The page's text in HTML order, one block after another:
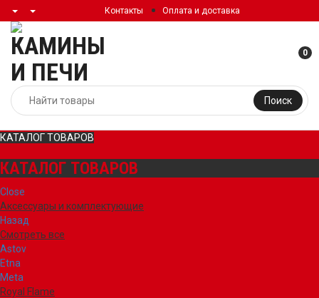
Контакты Оплата и доставка
Поиск
0
КАТАЛОГ ТОВАРОВ
КАТАЛОГ ТОВАРОВ
Close
Аксессуары и комплектующие
Назад
Смотреть все
Astov
Etna
Meta
Royal Flame